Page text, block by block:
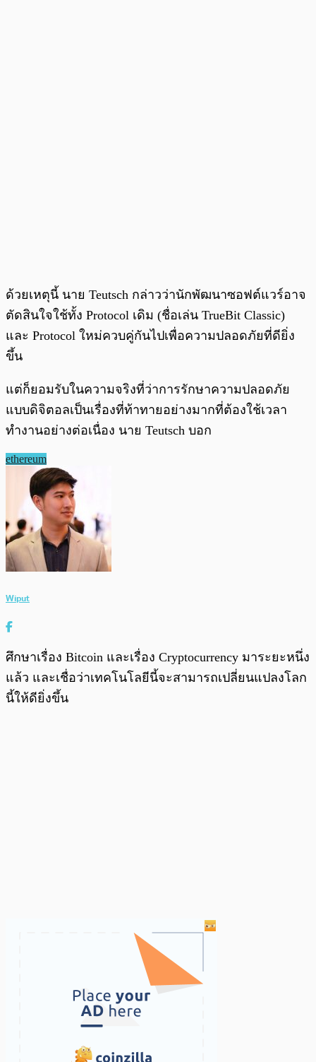
ด้วยเหตุนี้ นาย Teutsch กล่าวว่านักพัฒนาซอฟต์แวร์อาจ
ตัดสินใจใช้ทั้ง Protocol เดิม (ชื่อเล่น TrueBit Classic)
และ Protocol ใหม่ควบคู่กันไปเพื่อความปลอดภัยที่ดียิ่ง
ขึ้น
แต่ก็ยอมรับในความจริงที่ว่าการรักษาความปลอดภัย
แบบดิจิตอลเป็นเรื่องที่ท้าทายอย่างมากที่ต้องใช้เวลา
ทำงานอย่างต่อเนื่อง นาย Teutsch บอก
ethereum
Wiput
ศึกษาเรื่อง Bitcoin และเรื่อง Cryptocurrency มาระยะหนึ่ง
แล้ว และเชื่อว่าเทคโนโลยีนี้จะสามารถเปลี่ยนแปลงโลก
นี้ให้ดียิ่งขึ้น